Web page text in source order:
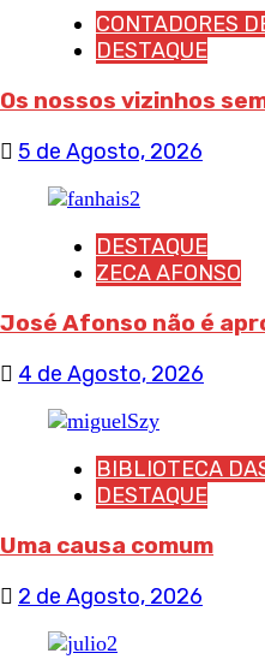
CONTADORES
DESTAQUE
Os nossos vizinhos
5 de Agosto, 2026
DESTAQUE
ZECA AFONSO
José Afonso não é
4 de Agosto, 2026
BIBLIOTECA
DESTAQUE
Uma causa comum
2 de Agosto, 2026